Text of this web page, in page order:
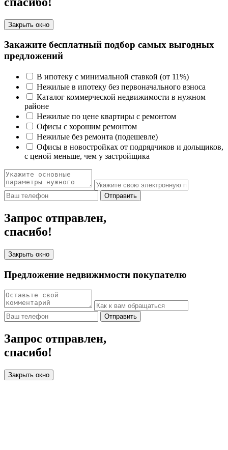
Закрыть окно
Закажите бесплатный подбор самых выгодных
предложений
В ипотеку с минимальной ставкой (от 11%)
Нежилые в ипотеку без первоначального взноса
Каталог коммерческой недвижимости в нужном
районе
Нежилые по цене квартиры с ремонтом
Офисы с хорошим ремонтом
Нежилые без ремонта (подешевле)
Офисы в новостройках от подрядчиков и дольщиков,
с ценой меньше, чем у застройщика
Отправить
Запрос отправлен,
спасибо!
Закрыть окно
Предложение недвижимости покупателю
Отправить
Запрос отправлен,
спасибо!
Закрыть окно